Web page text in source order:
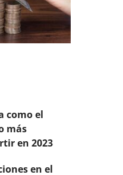
como el
más
en 2023
en el